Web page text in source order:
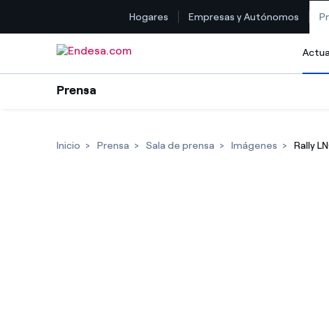
Hogares Empresas y Autónomos
Prensa
Inicio Prensa Sala de prensa Imágenes Rally